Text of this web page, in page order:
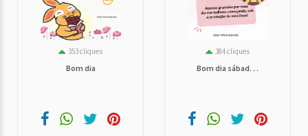
353 cliques
Bom dia
384 cliques
Bom dia sábad. . .